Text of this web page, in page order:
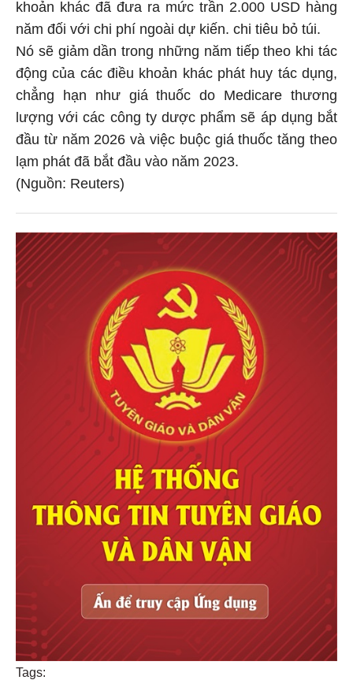
khoản khác đã đưa ra mức trần 2.000 USD hàng
năm đối với chi phí ngoài dự kiến. chi tiêu bỏ túi.
Nó sẽ giảm dần trong những năm tiếp theo khi tác
động của các điều khoản khác phát huy tác dụng,
chẳng hạn như giá thuốc do Medicare thương
lượng với các công ty dược phẩm sẽ áp dụng bắt
đầu từ năm 2026 và việc buộc giá thuốc tăng theo
lạm phát đã bắt đầu vào năm 2023.
(Nguồn: Reuters)
Tags: